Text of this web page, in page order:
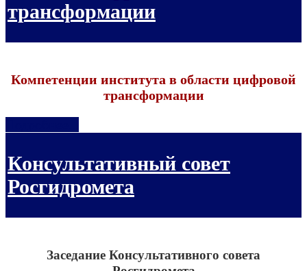
трансформации
Компетенции института в области цифровой
трансформации
Консультативный совет
Росгидромета
Заседание Консультативного совета